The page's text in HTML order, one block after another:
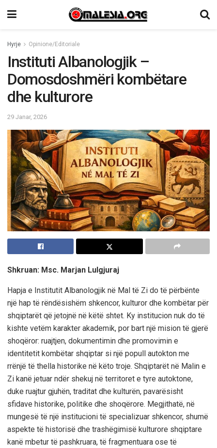
Hyrje Opinione/Editoriale
Instituti Albanologjik –
Domosdoshmëri kombëtare
dhe kulturore
29 Janar, 2026
Shkruan: Msc. Marjan Lulgjuraj
Hapja e Institutit Albanologjik në Mal të Zi do të përbënte
një hap të rëndësishëm shkencor, kulturor dhe kombëtar për
shqiptarët që jetojnë në këtë shtet. Ky institucion nuk do të
kishte vetëm karakter akademik, por bart një mision të gjerë
shoqëror: ruajtjen, dokumentimin dhe promovimin e
identitetit kombëtar shqiptar si një popull autokton me
rrënjë të thella historike në këto troje. Shqiptarët në Malin e
Zi kanë jetuar ndër shekuj në territoret e tyre autoktone,
duke ruajtur gjuhën, traditat dhe kulturën, pavarësisht
sfidave historike, politike dhe shoqërore. Megjithatë, në
mungesë të një institucioni të specializuar shkencor, shumë
aspekte të historisë dhe trashëgimisë kulturore shqiptare
kanë mbetur të pashkruara, të fragmentuara ose të